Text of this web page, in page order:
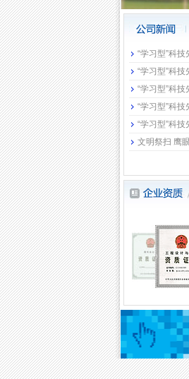
“学习型”科
“学习型”科
“学习型”科
“学习型”科
“学习型”科
文明祭扫 鹰
际机场弱电… 福州长乐国际机场二期… 成都天